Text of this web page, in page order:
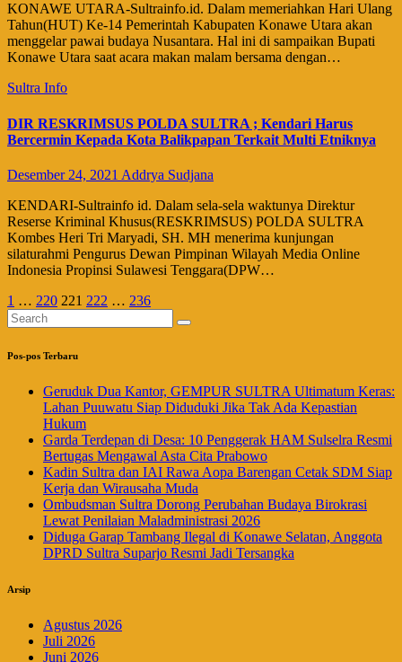
KONAWE UTARA-Sultrainfo.id. Dalam memeriahkan Hari Ulang
Tahun(HUT) Ke-14 Pemerintah Kabupaten Konawe Utara akan
menggelar pawai budaya Nusantara. Hal ini di sampaikan Bupati
Konawe Utara saat acara makan malam bersama dengan…
Sultra Info
DIR RESKRIMSUS POLDA SULTRA ; Kendari Harus
Bercermin Kepada Kota Balikpapan Terkait Multi Etniknya
Desember 24, 2021 Addrya Sudjana
KENDARI-Sultrainfo id. Dalam sela-sela waktunya Direktur
Reserse Kriminal Khusus(RESKRIMSUS) POLDA SULTRA
Kombes Heri Tri Maryadi, SH. MH menerima kunjungan
silaturahmi Pengurus Dewan Pimpinan Wilayah Media Online
Indonesia Propinsi Sulawesi Tenggara(DPW…
Paginasi
pos
1 … 220 221 222 … 236
Pos-pos Terbaru
Geruduk Dua Kantor, GEMPUR SULTRA Ultimatum Keras:
Lahan Puuwatu Siap Diduduki Jika Tak Ada Kepastian
Hukum
Garda Terdepan di Desa: 10 Penggerak HAM Sulselra Resmi
Bertugas Mengawal Asta Cita Prabowo
Kadin Sultra dan IAI Rawa Aopa Barengan Cetak SDM Siap
Kerja dan Wirausaha Muda
Ombudsman Sultra Dorong Perubahan Budaya Birokrasi
Lewat Penilaian Maladministrasi 2026
Diduga Garap Tambang Ilegal di Konawe Selatan, Anggota
DPRD Sultra Suparjo Resmi Jadi Tersangka
Arsip
Agustus 2026
Juli 2026
Juni 2026